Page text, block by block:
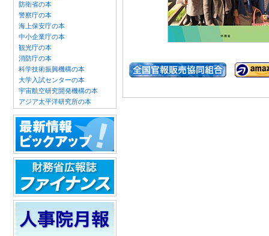
防衛省の本
警察庁の本
海上保安庁の本
中小企業庁の本
観光庁の本
消防庁の本
科学技術振興機構の本
大学入試センターの本
宇宙航空研究開発機構の本
アジア太平洋研究所の本